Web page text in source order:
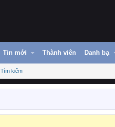
Tin mới Thành viên Danh bạ
Tìm kiếm